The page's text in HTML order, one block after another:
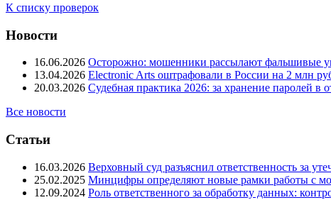
К списку проверок
Новости
16.06.2026 Осторожно: мошенники рассылают фальшивые
13.04.2026 Electronic Arts оштрафовали в России на 2 млн
20.03.2026 Судебная практика 2026: за хранение паролей в
Все новости
Статьи
16.03.2026 Верховный суд разъяснил ответственность за
25.02.2025 Минцифры определяют новые рамки работы с
12.09.2024 Роль ответственного за обработку данных: